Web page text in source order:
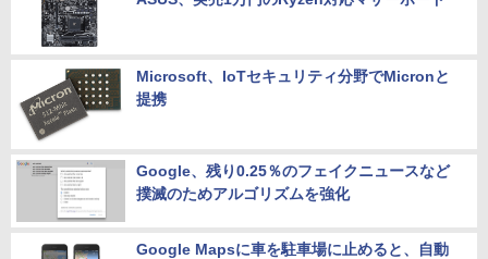
Microsoft、IoTセキュリティ分野でMicronと
提携
Google、残り0.25％のフェイクニュースなど
撲滅のためアルゴリズムを強化
Google Mapsに車を駐車場に止めると、自動